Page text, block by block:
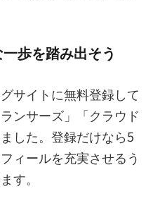
歩を踏み出そう
サイトに無料登録して
ンサーズ」「クラウド
した。登録だけなら5
ィールを充実させるう
す。